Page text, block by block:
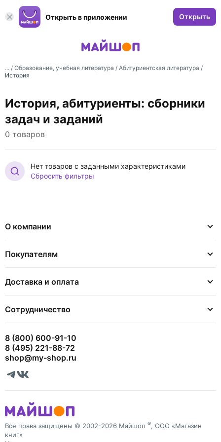
Открыть в приложении Открыть
... / Образование, учебная литература / Абитуриентская литература /
История
История, абитуриенты: сборники
задач и заданий
0 товаров
Нет товаров с заданными характеристиками
Сбросить фильтры
О компании
Покупателям
Доставка и оплата
Сотрудничество
8 (800) 600-91-10
8 (495) 221-88-72
shop@my-shop.ru
Все права защищены © 2002-2026 Майшоп ®, ООО «Магазин
книг»